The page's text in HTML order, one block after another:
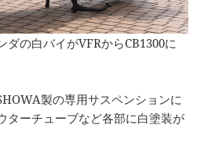
ダの白バイがVFRからCB1300に
製の専用サスペンションに
ターチューブなど各部に白塗装が